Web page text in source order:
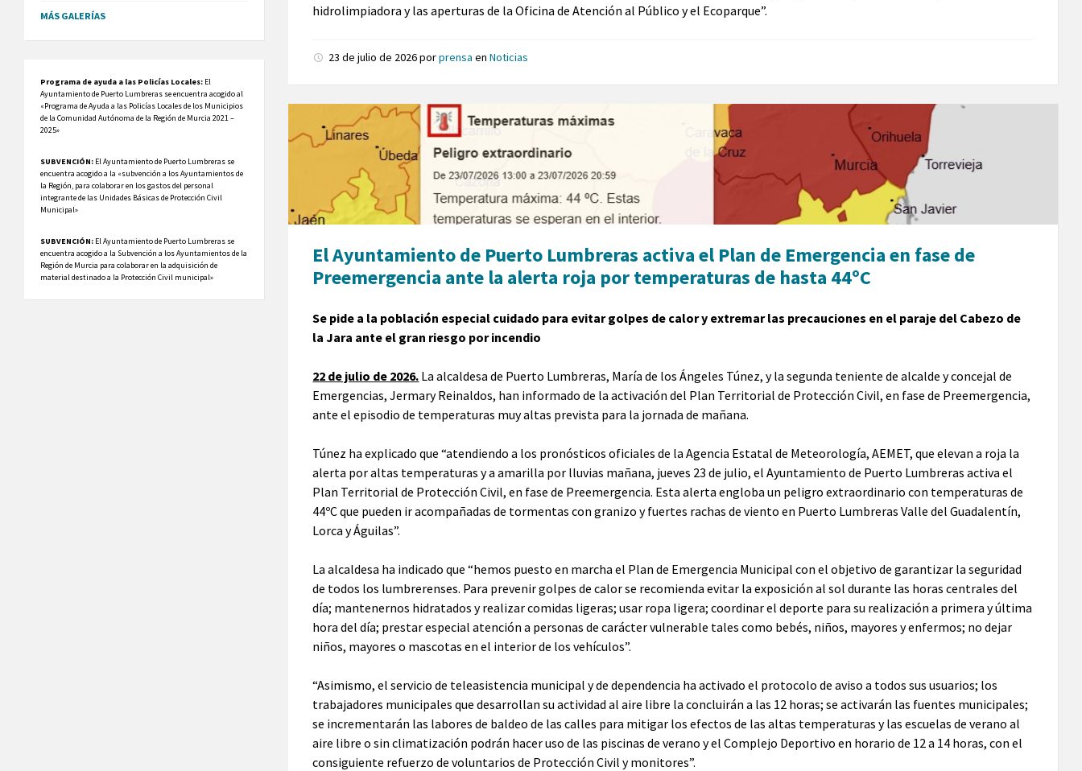
hidrolimpiadora y las aperturas de la Oficina de Atención al Público y el Ecoparque”.
23 de julio de 2026porprensa enNoticias
El Ayuntamiento de Puerto Lumbreras activa el Plan de Emergencia en fase de
Preemergencia ante la alerta roja por temperaturas de hasta 44ºC
Se pide a la población especial cuidado para evitar golpes de calor y extremar las precauciones en el paraje del Cabezo de
la Jara ante el gran riesgo por incendio
22 de julio de 2026. La alcaldesa de Puerto Lumbreras, María de los Ángeles Túnez, y la segunda teniente de alcalde y concejal de
Emergencias, Jermary Reinaldos, han informado de la activación del Plan Territorial de Protección Civil, en fase de Preemergencia,
ante el episodio de temperaturas muy altas prevista para la jornada de mañana.
Túnez ha explicado que “atendiendo a los pronósticos oficiales de la Agencia Estatal de Meteorología, AEMET, que elevan a roja la
alerta por altas temperaturas y a amarilla por lluvias mañana, jueves 23 de julio, el Ayuntamiento de Puerto Lumbreras activa el
Plan Territorial de Protección Civil, en fase de Preemergencia. Esta alerta engloba un peligro extraordinario con temperaturas de
44ºC que pueden ir acompañadas de tormentas con granizo y fuertes rachas de viento en Puerto Lumbreras Valle del Guadalentín,
Lorca y Águilas”.
La alcaldesa ha indicado que “hemos puesto en marcha el Plan de Emergencia Municipal con el objetivo de garantizar la seguridad
de todos los lumbrerenses. Para prevenir golpes de calor se recomienda evitar la exposición al sol durante las horas centrales del
día; mantenernos hidratados y realizar comidas ligeras; usar ropa ligera; coordinar el deporte para su realización a primera y última
hora del día; prestar especial atención a personas de carácter vulnerable tales como bebés, niños, mayores y enfermos; no dejar
niños, mayores o mascotas en el interior de los vehículos”.
“Asimismo, el servicio de teleasistencia municipal y de dependencia ha activado el protocolo de aviso a todos sus usuarios; los
trabajadores municipales que desarrollan su actividad al aire libre la concluirán a las 12 horas; se activarán las fuentes municipales;
se incrementarán las labores de baldeo de las calles para mitigar los efectos de las altas temperaturas y las escuelas de verano al
aire libre o sin climatización podrán hacer uso de las piscinas de verano y el Complejo Deportivo en horario de 12 a 14 horas, con el
consiguiente refuerzo de voluntarios de Protección Civil y monitores”.
MÁS GALERÍAS
Programa de ayuda a las Policías Locales: El
Ayuntamiento de Puerto Lumbreras se encuentra acogido al
«Programa de Ayuda a las Policías Locales de los Municipios
de la Comunidad Autónoma de la Región de Murcia 2021 –
2025»
SUBVENCIÓN: El Ayuntamiento de Puerto Lumbreras se
encuentra acogido a la «subvención a los Ayuntamientos de
la Región, para colaborar en los gastos del personal
integrante de las Unidades Básicas de Protección Civil
Municipal»
SUBVENCIÓN: El Ayuntamiento de Puerto Lumbreras se
encuentra acogido a la Subvención a los Ayuntamientos de la
Región de Murcia para colaborar en la adquisición de
material destinado a la Protección Civil municipal»